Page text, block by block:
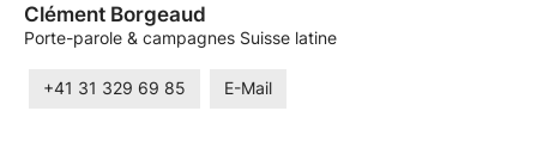
Clément Borgeaud
Porte-parole & campagnes Suisse latine
+41 31 329 69 85 E-Mail